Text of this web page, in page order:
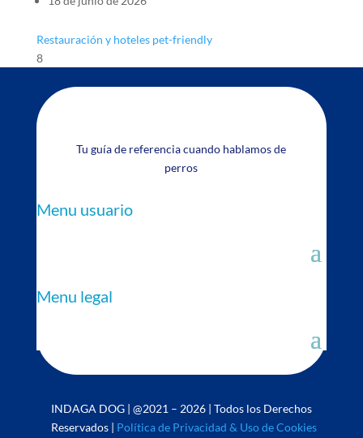
Restauración y hoteles pet-friendly
8
Tu guía de referencia cuando hablamos de
perros
Menu usuario
Menu legal
INDAGA DOG | @2021 – 2026 | Todos los Derechos
Reservados | Política de Privacidad & Uso de Cookies